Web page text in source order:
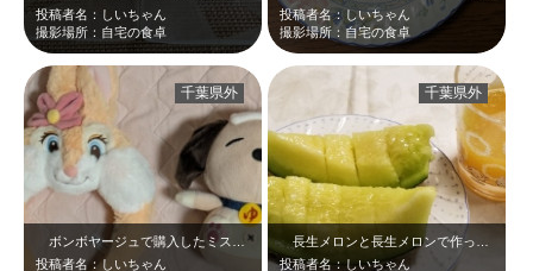
投稿者名：しいちゃん
撮影場所：自宅の食卓
投稿者名：しいちゃん
撮影場所：自宅の食卓
投稿者名：しいちゃん
千葉県外
投稿者名：しいちゃん
千葉県外